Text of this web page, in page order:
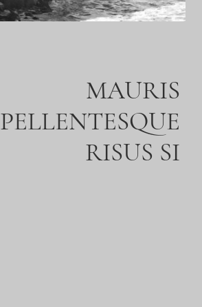
MAURIS
PELLENTESQUE
RISUS SI